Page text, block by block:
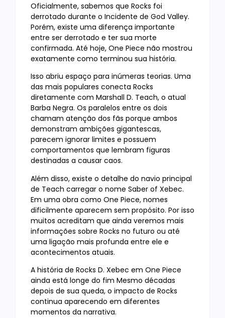
Oficialmente, sabemos que Rocks foi
derrotado durante o Incidente de God Valley.
Porém, existe uma diferença importante
entre ser derrotado e ter sua morte
confirmada. Até hoje, One Piece não mostrou
exatamente como terminou sua história.
Isso abriu espaço para inúmeras teorias. Uma
das mais populares conecta Rocks
diretamente com Marshall D. Teach, o atual
Barba Negra. Os paralelos entre os dois
chamam atenção dos fãs porque ambos
demonstram ambições gigantescas,
parecem ignorar limites e possuem
comportamentos que lembram figuras
destinadas a causar caos.
Além disso, existe o detalhe do navio principal
de Teach carregar o nome Saber of Xebec.
Em uma obra como One Piece, nomes
dificilmente aparecem sem propósito. Por isso
muitos acreditam que ainda veremos mais
informações sobre Rocks no futuro ou até
uma ligação mais profunda entre ele e
acontecimentos atuais.
A história de Rocks D. Xebec em One Piece
ainda está longe do fim Mesmo décadas
depois de sua queda, o impacto de Rocks
continua aparecendo em diferentes
momentos da narrativa.